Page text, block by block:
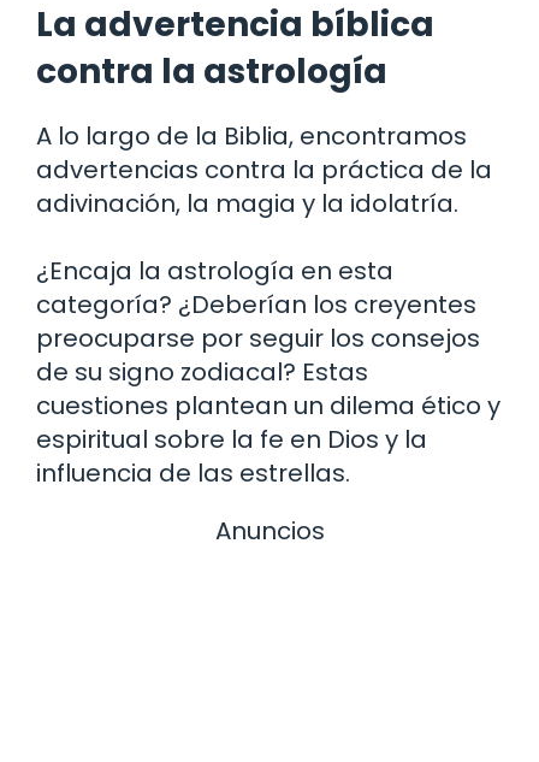
La advertencia bíblica
contra la astrología
A lo largo de la Biblia, encontramos
advertencias contra la práctica de la
adivinación, la magia y la idolatría.
¿Encaja la astrología en esta
categoría? ¿Deberían los creyentes
preocuparse por seguir los consejos
de su signo zodiacal? Estas
cuestiones plantean un dilema ético y
espiritual sobre la fe en Dios y la
influencia de las estrellas.
Anuncios